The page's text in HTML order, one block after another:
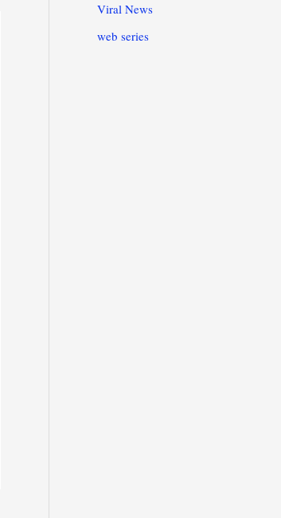
Viral News
web series